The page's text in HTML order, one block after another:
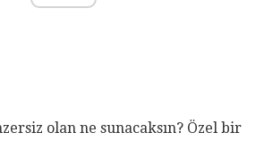
olan ne sunacaksın? Özel bir